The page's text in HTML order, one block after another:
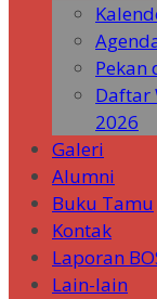
Pekan
Daftar
2026
Galeri
Alumni
Buku Tamu
Kontak
Laporan
Lain-lain